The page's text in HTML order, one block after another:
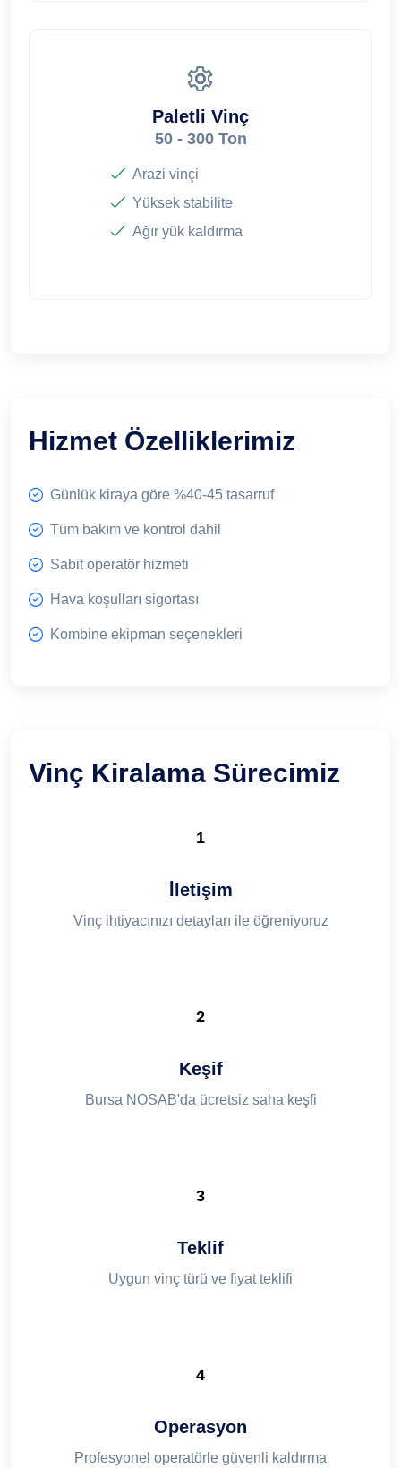
Paletli Vinç
50 - 300 Ton
Arazi vinçi
Yüksek stabilite
Ağır yük kaldırma
Hizmet Özelliklerimiz
Günlük kiraya göre %40-45 tasarruf
Tüm bakım ve kontrol dahil
Sabit operatör hizmeti
Hava koşulları sigortası
Kombine ekipman seçenekleri
Vinç Kiralama Sürecimiz
1
İletişim
Vinç ihtiyacınızı detayları ile öğreniyoruz
2
Keşif
Bursa NOSAB'da ücretsiz saha keşfi
3
Teklif
Uygun vinç türü ve fiyat teklifi
4
Operasyon
Profesyonel operatörle güvenli kaldırma